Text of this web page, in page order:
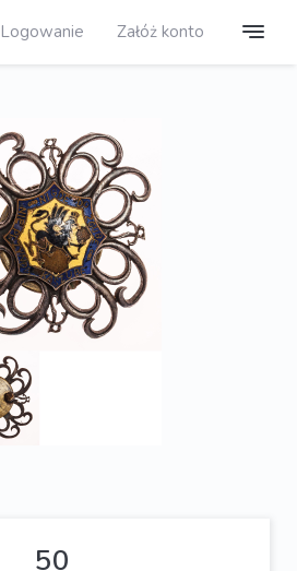
Logowanie Załóż konto
50